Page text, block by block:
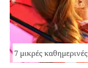
7 μικρές